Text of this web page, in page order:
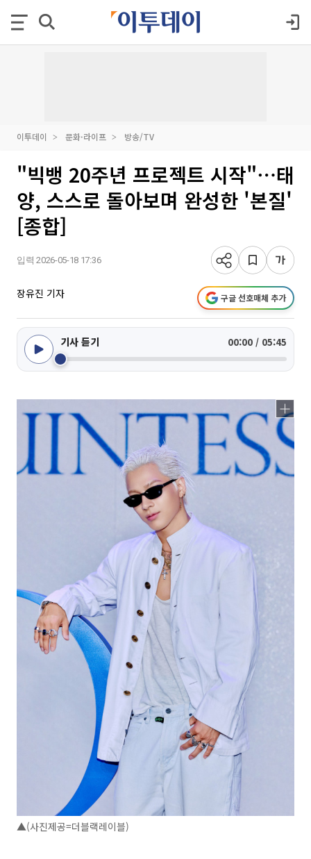
이투데이 문화·라이프 방송/TV
"빅뱅 20주년 프로젝트 시작"⋯태
양, 스스로 돌아보며 완성한 '본질'
[종합]
입력 2026-05-18 17:36
장유진 기자 구글 선호매체 추가
기사 듣기 00:00 / 05:45
▲(사진제공=더블랙레이블)